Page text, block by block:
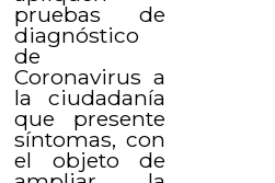
pruebas de
diagnóstico
de
Coronavirus a
la ciudadanía
que presente
síntomas, con
el objeto de